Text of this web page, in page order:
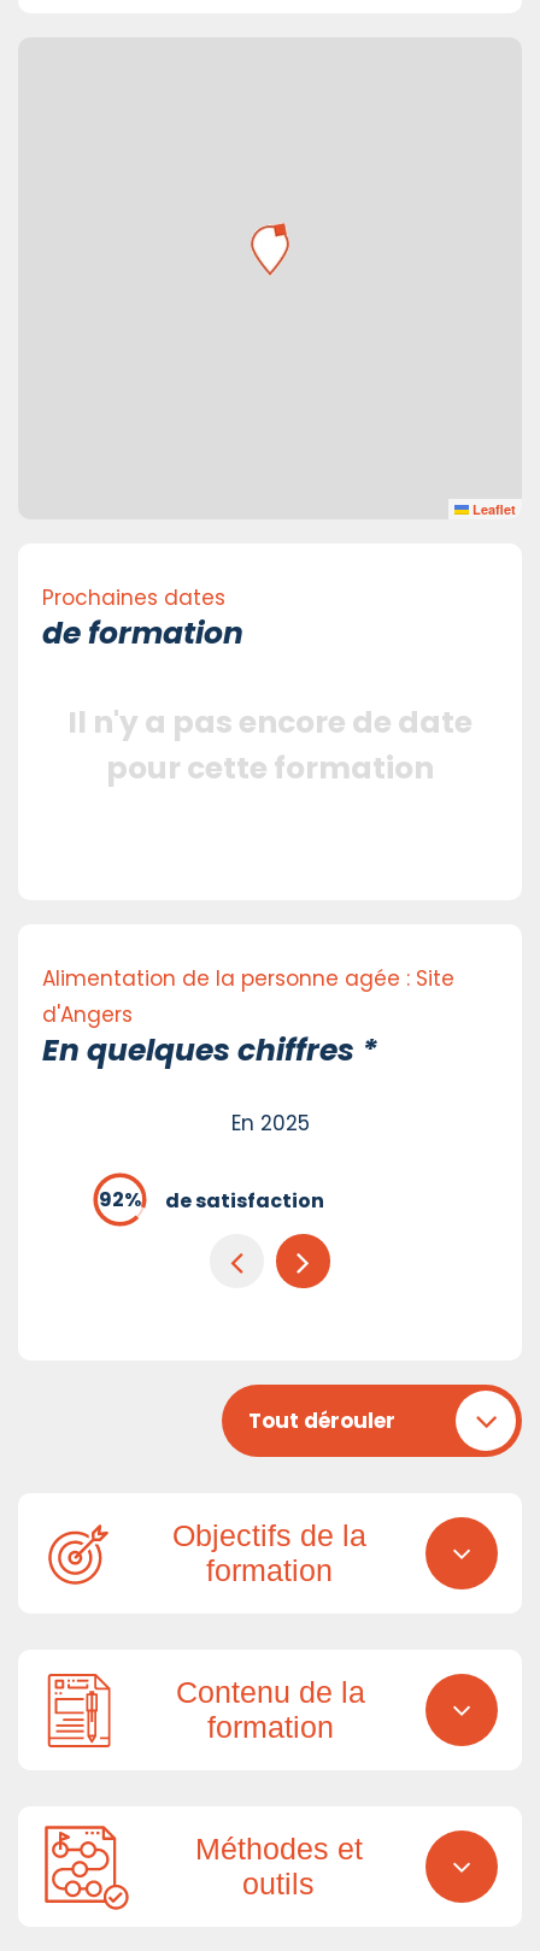
Leaflet
Prochaines dates
de formation
Il n'y a pas encore de date
pour cette formation
Alimentation de la personne agée : Site
d'Angers
En quelques chiffres *
En 2025
de satisfaction
Tout dérouler
Objectifs de la
formation
Contenu de la
formation
Méthodes et
outils